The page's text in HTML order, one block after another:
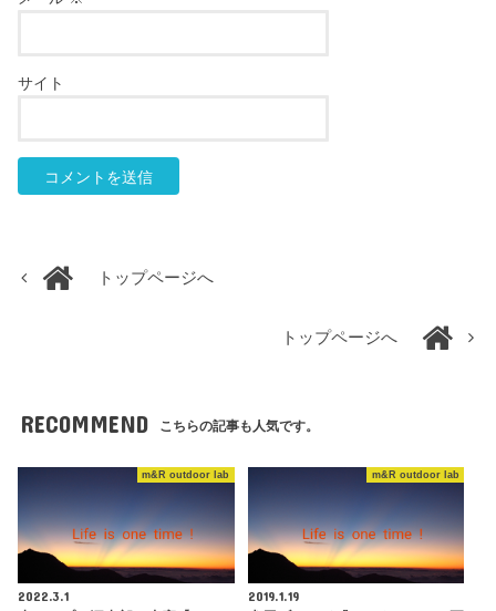
サイト
トップページへ
トップページへ
RECOMMEND こちらの記事も人気です。
m&R outdoor lab
2022.3.1
m&R outdoor lab
2019.1.19